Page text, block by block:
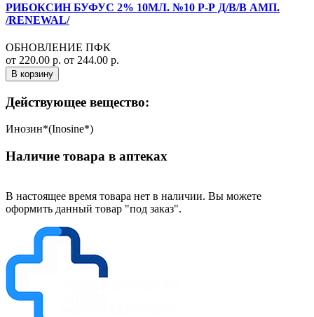
РИБОКСИН БУФУС 2% 10МЛ. №10 Р-Р Д/В/В АМП.
/RENEWAL/
ОБНОВЛЕНИЕ ПФК
от 220.00 р. от 244.00 р.
В корзину
Действующее вещество:
Инозин*(Inosine*)
Наличие товара в аптеках
В настоящее время товара нет в наличии. Вы можете
оформить данный товар "под заказ".